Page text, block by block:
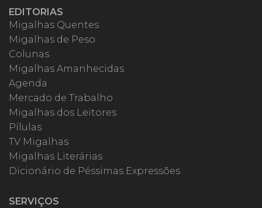
EDITORIAS
Migalhas Quentes
Migalhas de Peso
Colunas
Migalhas Amanhecidas
Agenda
Mercado de Trabalho
Migalhas dos Leitores
Pílulas
TV Migalhas
Migalhas Literárias
Dicionário de Péssimas Expressões
SERVIÇOS